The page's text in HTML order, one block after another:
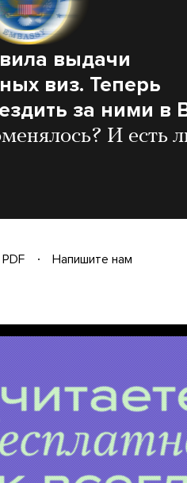
выдачи
виз. Теперь
за ними в
И есть
PDF
Напишите нам